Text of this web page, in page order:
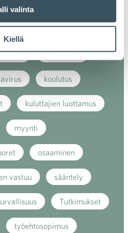
valinta
Kiellä
kilpailu
kasvu
kemikaalit
koulutus
kuluttajien luottamus
myynti
osaaminen
vastuu sääntely
Tutkimukset
työehtosopimus